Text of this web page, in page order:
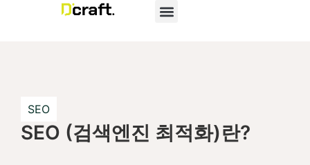
SEO
SEO (검색엔진 최적화)란?